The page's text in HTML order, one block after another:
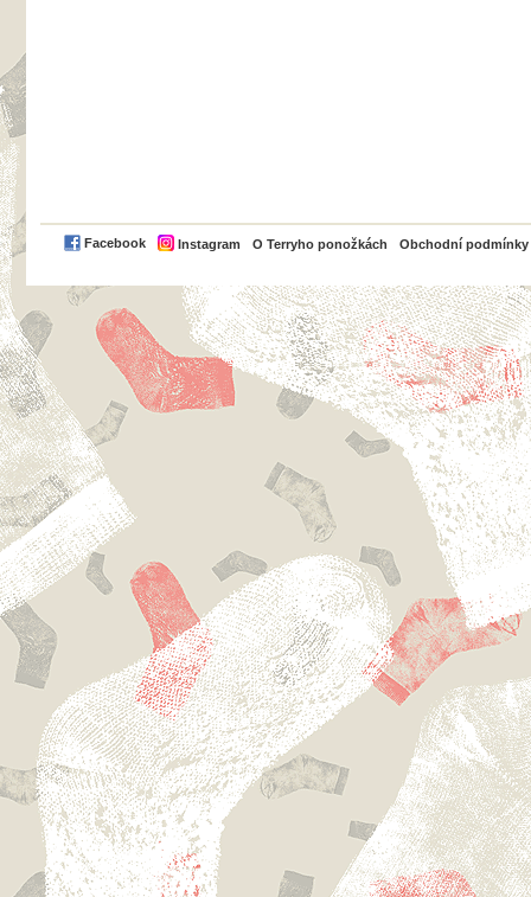
Facebook Instagram O Terryho ponožkách Obchodní podmínky
PayPal